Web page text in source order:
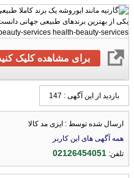
برای مشاهده کلیک
ارسال شده توسط : ایزی مد کالا
تلفن:
02126454051